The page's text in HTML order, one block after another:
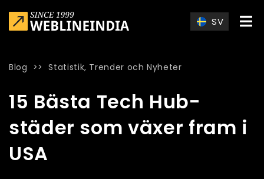
SV
Blog >>Statistik, Trender och Nyheter
15 Bästa Tech Hub-
städer som växer fram i
USA